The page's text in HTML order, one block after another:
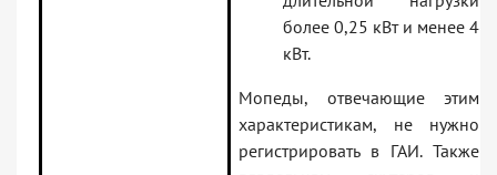
более 0,25 кВт и менее 4
кВт.
Мопеды, отвечающие этим
характеристикам, не нужно
регистрировать в ГАИ. Также